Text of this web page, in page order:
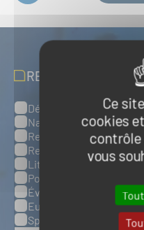
Ce
cookies
contrôle
vous
RECEVOIR NOS
Catégories
Défense, sûreté et
Naval et nautisme
Ressources
Ressources biologiques
Littoral et
Ports, infrastructures et
Évènements
Europe
Spatial